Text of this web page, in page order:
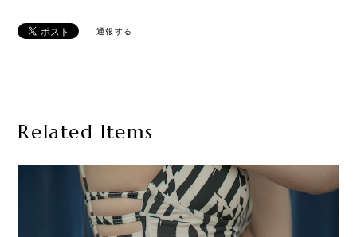
通報する
Related Items